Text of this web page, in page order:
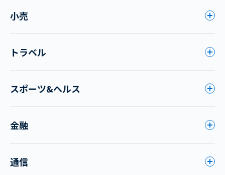
小売
トラベル
スポーツ&ヘルス
金融
通信